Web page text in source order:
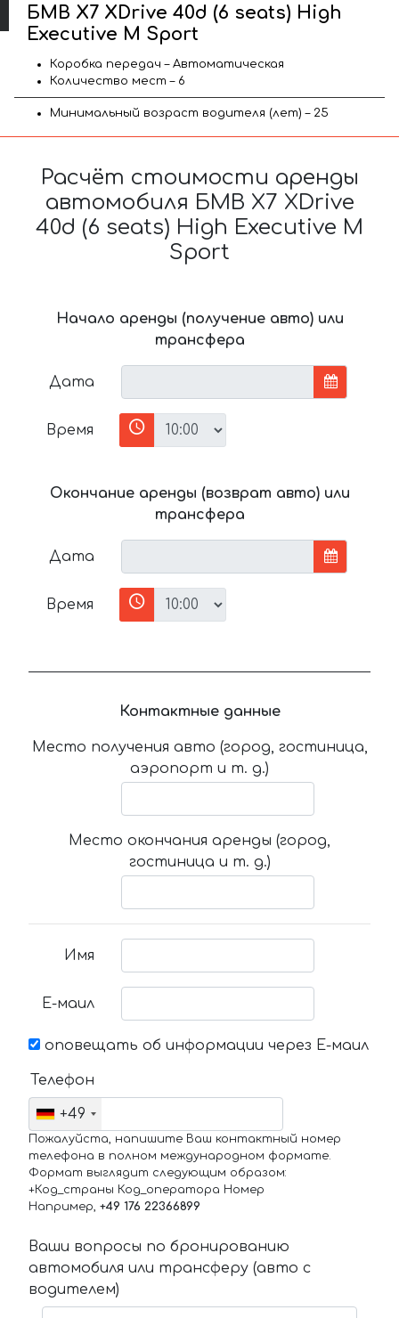
БМВ X7 XDrive 40d (6 seats) High
Executive M Sport
Коробка передач – Автоматическая
Количество мест – 6
Минимальный возраст водителя (лет) – 25
Расчёт стоимости аренды
автомобиля БМВ X7 XDrive
40d (6 seats) High Executive M
Sport
Начало аренды (получение авто) или
трансфера
Дата
Время
Окончание аренды (возврат авто) или
трансфера
Дата
Время
Контактные данные
Место получения авто (город, гостиница,
аэропорт и т. д.)
Место окончания аренды (город,
гостиница и т. д.)
Имя
Е-маил
оповещать об информации через Е-маил
Телефон
+49
Пожалуйста, напишите Ваш контактный номер
телефона в полном международном формате.
Формат выглядит следующим образом:
+Код_страны Код_оператора Номер
Например, +49 176 22366899
Ваши вопросы по бронированию
автомобиля или трансферу (авто с
водителем)